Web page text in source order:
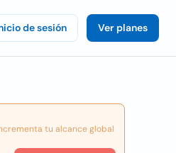
de sesión Ver planes
tu alcance global